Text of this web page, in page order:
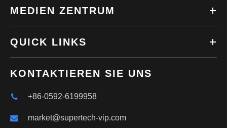
MEDIEN ZENTRUM
QUICK LINKS
KONTAKTIEREN SIE UNS
+86-0592-6199958
market@supertech-vip.com